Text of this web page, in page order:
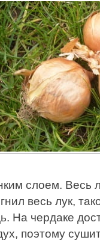
слоем. Весь
весь лук,
На чердаке
поэтому